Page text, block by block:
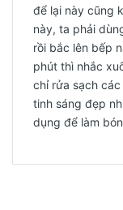
để lại này cũng
này, ta phải
rồi bắc lên bếp
phút thì nhắc
chỉ rửa sạch
tinh sáng đẹp
dụng để làm